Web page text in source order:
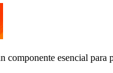
componente esencial